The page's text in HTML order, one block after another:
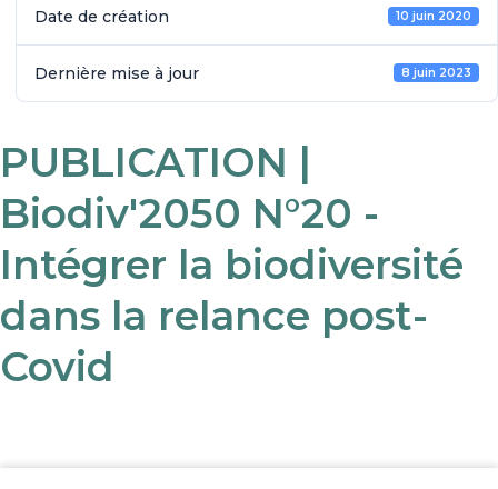
Date de création 10 juin 2020
Dernière mise à jour 8 juin 2023
PUBLICATION |
Biodiv'2050 N°20 -
Intégrer la biodiversité
dans la relance post-
Covid